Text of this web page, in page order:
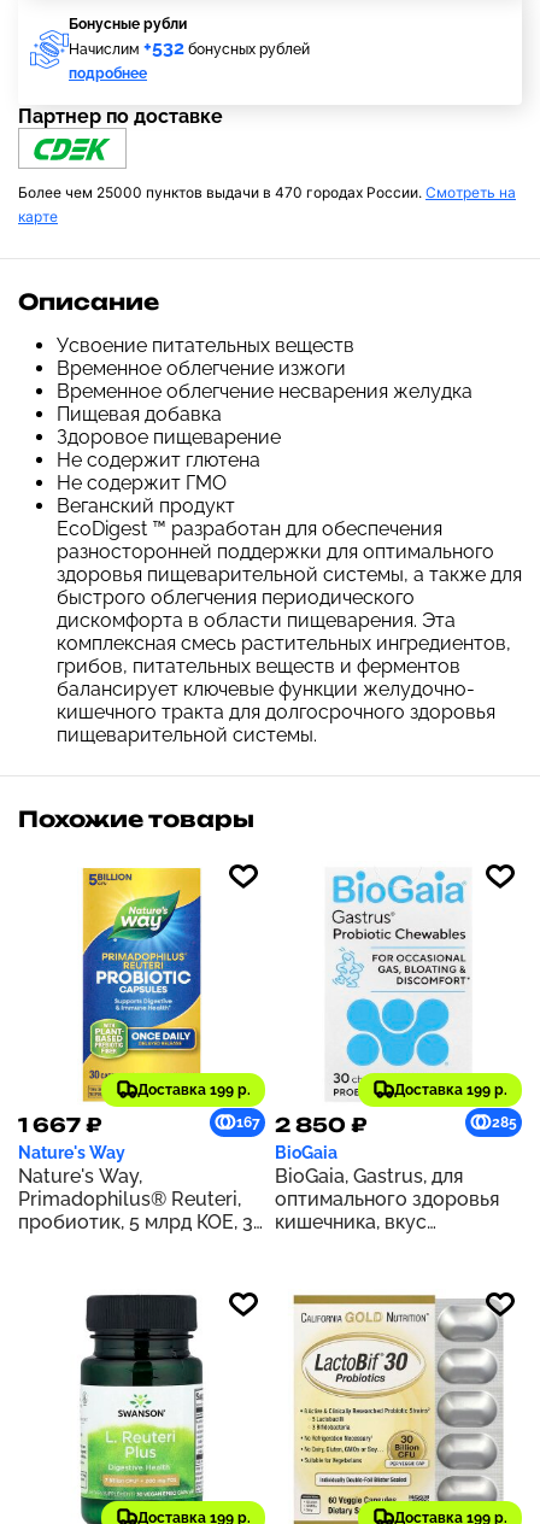
Бонусные рубли
Начислим +532 бонусных рублей
подробнее
Партнер по доставке
Более чем 25000 пунктов выдачи в 470 городах России. Смотреть на
карте
Описание
Усвоение питательных веществ
Временное облегчение изжоги
Временное облегчение несварения желудка
Пищевая добавка
Здоровое пищеварение
Не содержит глютена
Не содержит ГМО
Веганский продукт
EcoDigest ™ разработан для обеспечения
разносторонней поддержки для оптимального
здоровья пищеварительной системы, а также для
быстрого облегчения периодического
дискомфорта в области пищеварения. Эта
комплексная смесь растительных ингредиентов,
грибов, питательных веществ и ферментов
балансирует ключевые функции желудочно-
кишечного тракта для долгосрочного здоровья
пищеварительной системы.
Похожие товары
Доставка 199 р.
1 667 ₽ 167
Nature's Way
Nature's Way,
Primadophilus® Reuteri,
пробиотик, 5 млрд КОЕ, 30
Доставка 199 р.
2 850 ₽ 285
BioGaia
BioGaia, Gastrus, для
оптимального здоровья
кишечника, вкус
Доставка 199 р. Доставка 199 р.